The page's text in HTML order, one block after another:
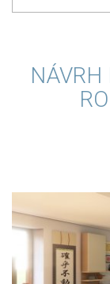
NÁVRH